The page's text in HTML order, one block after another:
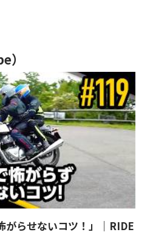
）
がらせないコツ！」｜RIDE